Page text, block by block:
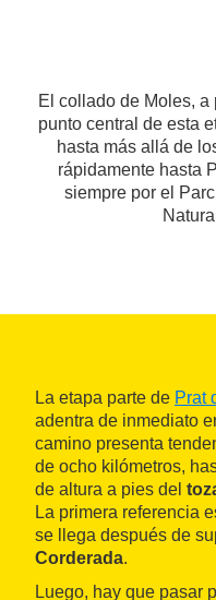
El collado de Moles, a
punto central de esta
hasta más allá de
rápidamente hasta
siempre por el
La etapa parte de Prat
adentra de inmediato
camino presenta
de ocho kilómetros,
de altura a pies del
La primera referencia
se llega después de
Corderada.
Luego, hay que pasar